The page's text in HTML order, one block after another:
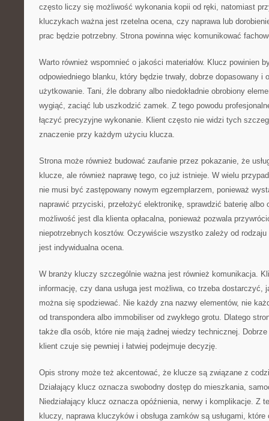
często liczy się możliwość wykonania kopii od ręki, natomiast
kluczykach ważna jest rzetelna ocena, czy naprawa lub
prac będzie potrzebny. Strona powinna więc komunikować
Warto również wspomnieć o jakości materiałów. Klucz powinien
odpowiedniego blanku, który będzie trwały, dobrze dopasowany i
użytkowanie. Tani, źle dobrany albo niedokładnie obrobiony
wygiąć, zaciąć lub uszkodzić zamek. Z tego powodu
łączyć precyzyjne wykonanie. Klient często nie widzi tych
znaczenie przy każdym użyciu klucza.
Strona może również budować zaufanie przez pokazanie, że
klucze, ale również naprawę tego, co już istnieje. W wielu
nie musi być zastępowany nowym egzemplarzem, ponieważ
naprawić przyciski, przełożyć elektronikę, sprawdzić baterię albo
możliwość jest dla klienta opłacalna, ponieważ pozwala
niepotrzebnych kosztów. Oczywiście wszystko zależy od
jest indywidualna ocena.
W branży kluczy szczególnie ważna jest również komunikacja.
informację, czy dana usługa jest możliwa, co trzeba dostarczyć,
można się spodziewać. Nie każdy zna nazwy elementów, nie
od transpondera albo immobiliser od zwykłego grotu. Dlatego
także dla osób, które nie mają żadnej wiedzy technicznej. Dobrze
klient czuje się pewniej i łatwiej podejmuje decyzję.
Opis strony może też akcentować, że klucze są związane z
Działający klucz oznacza swobodny dostęp do mieszkania,
Niedziałający klucz oznacza opóźnienia, nerwy i komplikacje. Z
kluczy, naprawa kluczyków i obsługa zamków są usługami,